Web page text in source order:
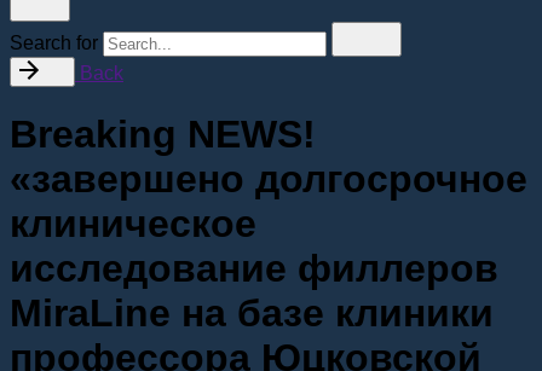
Search for
Back
Breaking NEWS!
«завершено долгосрочное
клиническое
исследование филлеров
MiraLine на базе клиники
профессора Юцковской